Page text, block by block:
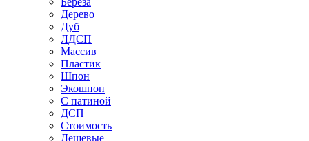
Дерево
Дуб
ЛДСП
Массив
Пластик
Шпон
Экошпон
С патиной
ДСП
Стоимость
Дешевые